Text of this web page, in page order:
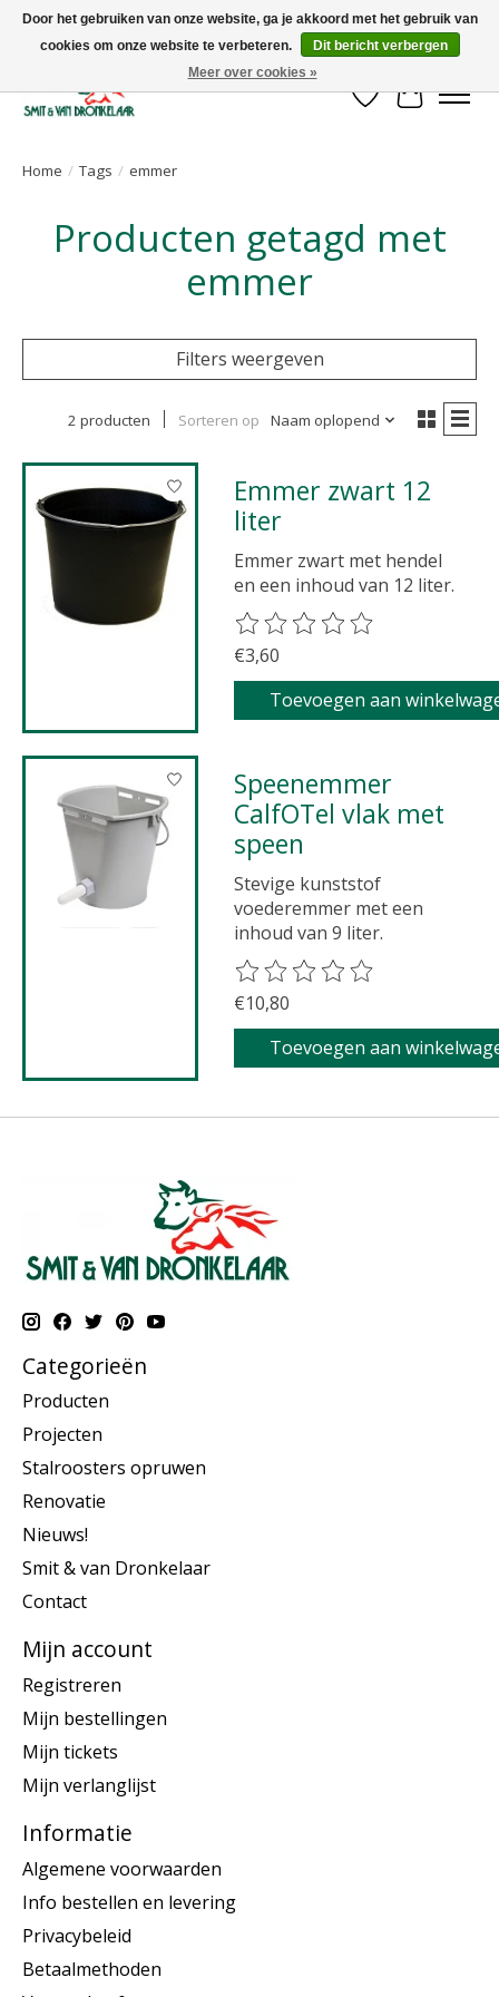
Uw leverancier voor stalinrichtingen en het opruwen van betonvloeren!
Verlanglijst
Home / Tags / emmer
Producten getagd met
emmer
Filters weergeven
2 producten Sorteren op Naam oplopend
Emmer zwart 12
liter
Emmer zwart met hendel
en een inhoud van 12 liter.
De beoordeling van dit
€3,60
Toevoegen aan
Speenemmer
CalfOTel vlak met
speen
Stevige kunststof
voederemmer met een
inhoud van 9 liter.
De beoordeling van dit
€10,80
Toevoegen aan
Categorieën
Producten
Projecten
Stalroosters opruwen
Renovatie
Nieuws!
Smit & van Dronkelaar
Contact
Mijn account
Registreren
Mijn bestellingen
Mijn tickets
Mijn verlanglijst
Informatie
Algemene voorwaarden
Info bestellen en levering
Privacybeleid
Betaalmethoden
Door het gebruiken van onze website, ga je akkoord met het gebruik van
cookies om onze website te verbeteren.
Dit bericht verbergen
Meer over cookies »